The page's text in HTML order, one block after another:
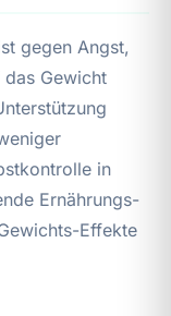
gegen Angst,
Gewicht
in
Ernährungs-
Effekte